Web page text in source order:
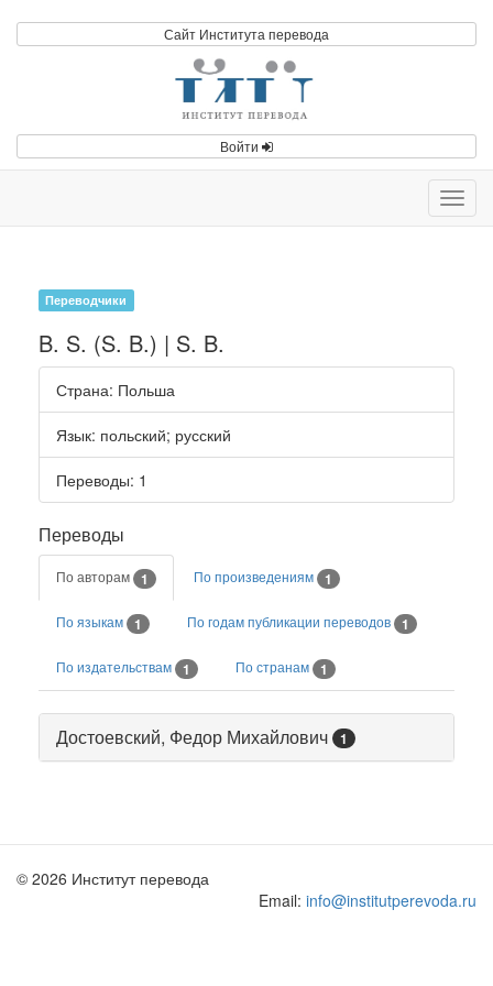
Сайт Института перевода
Войти
Переводчики
B. S. (S. B.) | S. B.
Страна: Польша
Язык: польский; русский
Переводы: 1
Переводы
По авторам 1 По произведениям 1
По языкам 1 По годам публикации переводов 1
По издательствам 1 По странам 1
Достоевский, Федор Михайлович 1
© 2026 Институт перевода
Email: info@institutperevoda.ru